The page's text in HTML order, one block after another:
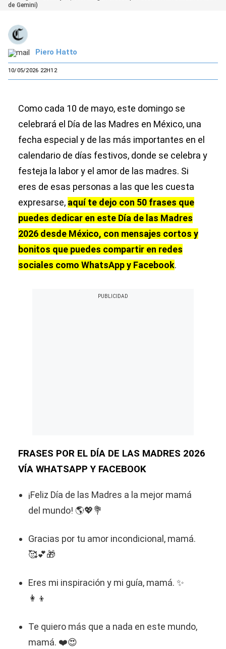
de Gemini)
Piero Hatto
10/05/2026 22H12
Como cada 10 de mayo, este domingo se
celebrará el Día de las Madres en México, una
fecha especial y de las más importantes en el
calendario de días festivos, donde se celebra y
festeja la labor y el amor de las madres. Si
eres de esas personas a las que les cuesta
expresarse, aquí te dejo con 50 frases que
puedes dedicar en este Día de las Madres
2026 desde México, con mensajes cortos y
bonitos que puedes compartir en redes
sociales como WhatsApp y Facebook.
FRASES POR EL DÍA DE LAS MADRES 2026
VÍA WHATSAPP Y FACEBOOK
¡Feliz Día de las Madres a la mejor mamá
del mundo! 🌎💖💐
Gracias por tu amor incondicional, mamá.
🥰💕🎁
Eres mi inspiración y mi guía, mamá. ✨
👩‍👦
Te quiero más que a nada en este mundo,
mamá. ❤️😍